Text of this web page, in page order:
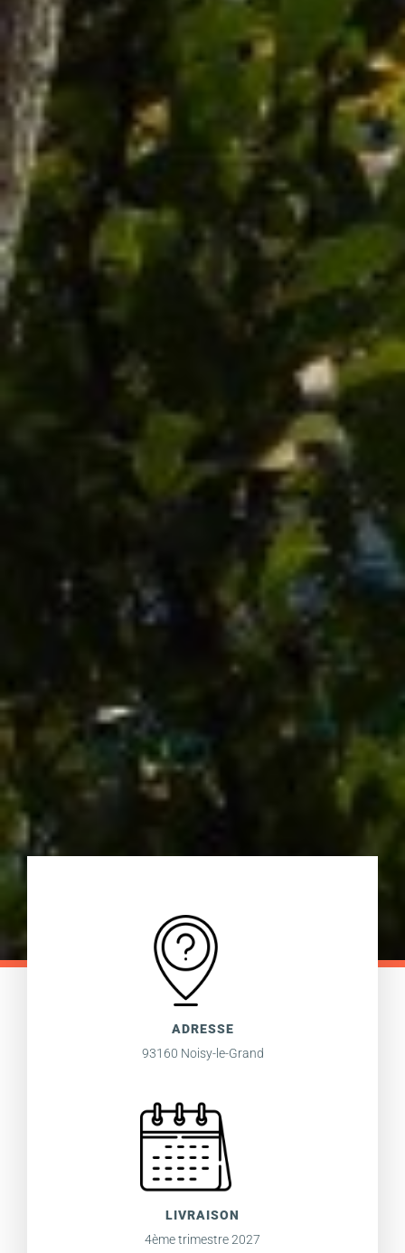
ADRESSE
93160 Noisy-le-Grand
LIVRAISON
4ème trimestre 2027